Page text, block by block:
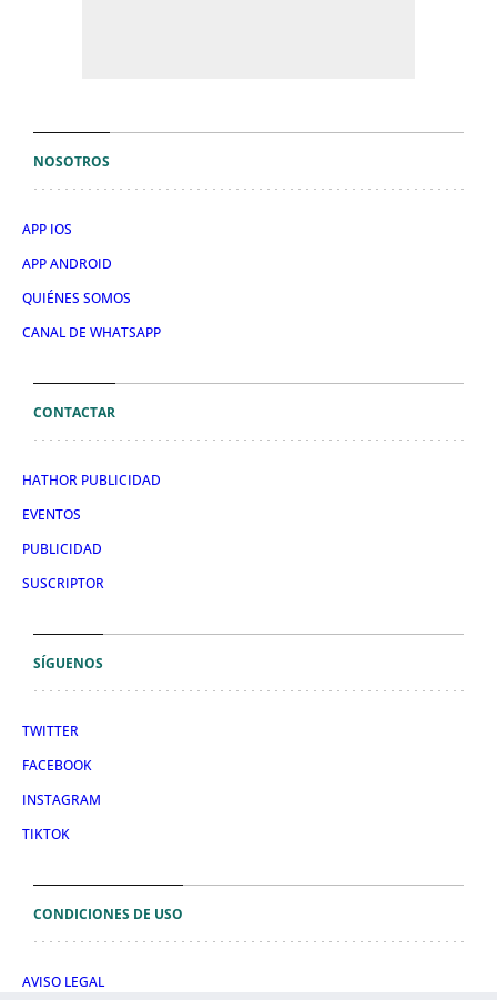
NOSOTROS
APP IOS
APP ANDROID
QUIÉNES SOMOS
CANAL DE WHATSAPP
CONTACTAR
HATHOR PUBLICIDAD
EVENTOS
PUBLICIDAD
SUSCRIPTOR
SÍGUENOS
TWITTER
FACEBOOK
INSTAGRAM
TIKTOK
CONDICIONES DE USO
AVISO LEGAL